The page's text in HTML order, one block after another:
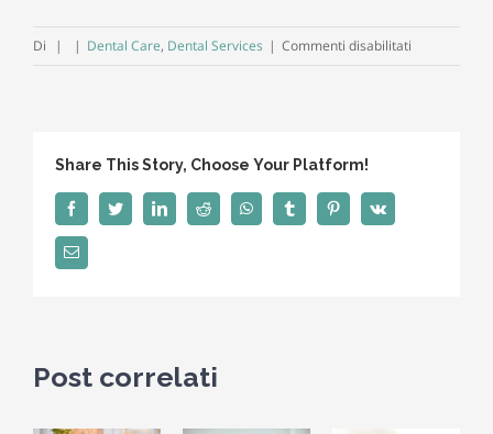
Di | | Dental Care, Dental Services | Commenti disabilitati
Share This Story, Choose Your Platform!
FacebookTwitterLinkedInRedditWhatsAppTumblr PinterestVk
Email
Post correlati